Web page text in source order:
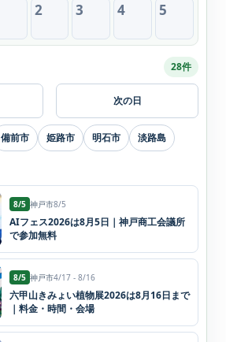
2 3 4 5
28件
次の日
備前市 姫路市 明石市
淡路島
8/5 神戸市8/5
AIフェス2026は8月5日｜神戸商工会議所
で参加無料
8/5 神戸市4/17 - 8/16
六甲山きみょい植物展2026は8月16日まで
｜料金・時間・会場